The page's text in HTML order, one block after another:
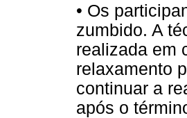
• Os
zumbido. A
realizada em
relaxamento
continuar a
após o